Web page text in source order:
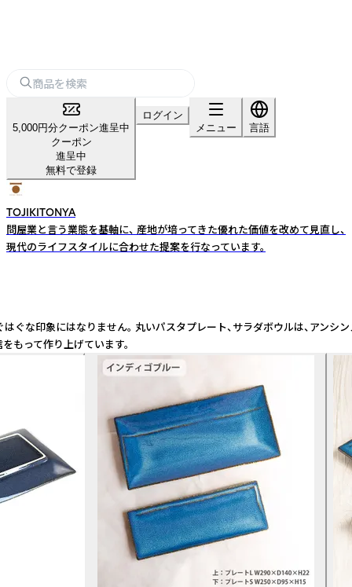
5,000円分クーポン進呈中
クーポン
進呈中
無料で登録
ログイン
メニュー
言語
TOJIKITONYA
問屋業と言う業態を基軸に、 産地が培ってきた優れた価値を改めて見直し、
現代のライフスタイルに合わせた提案を行なっています。
象にはなりません。 丸いパスタプレート、サラダボウルは、ア
もって作り上げています。